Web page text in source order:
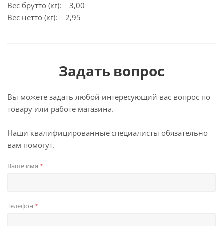
Вес брутто (кг): 3,00
Вес нетто (кг): 2,95
Задать вопрос
Вы можете задать любой интересующий вас вопрос по
товару или работе магазина.
Наши квалифицированные специалисты обязательно
вам помогут.
Ваше имя *
Телефон *